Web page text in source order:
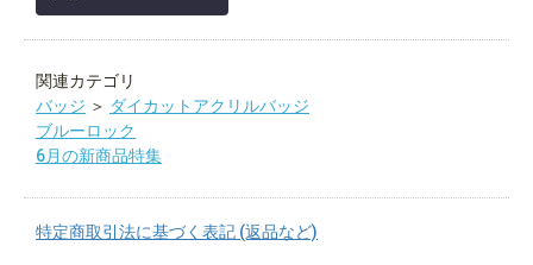
関連カテゴリ
バッジ ＞ ダイカットアクリルバッジ
ブルーロック
6月の新商品特集
特定商取引法に基づく表記 (返品など)